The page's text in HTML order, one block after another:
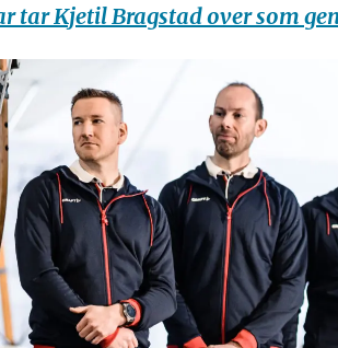
tar Kjetil Bragstad over som